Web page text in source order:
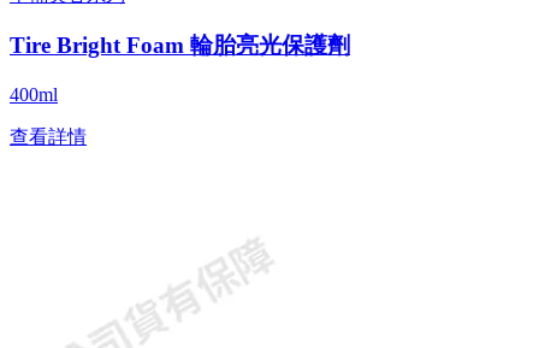
Tire Bright Foam 輪胎亮光保護劑
400ml
查看詳情